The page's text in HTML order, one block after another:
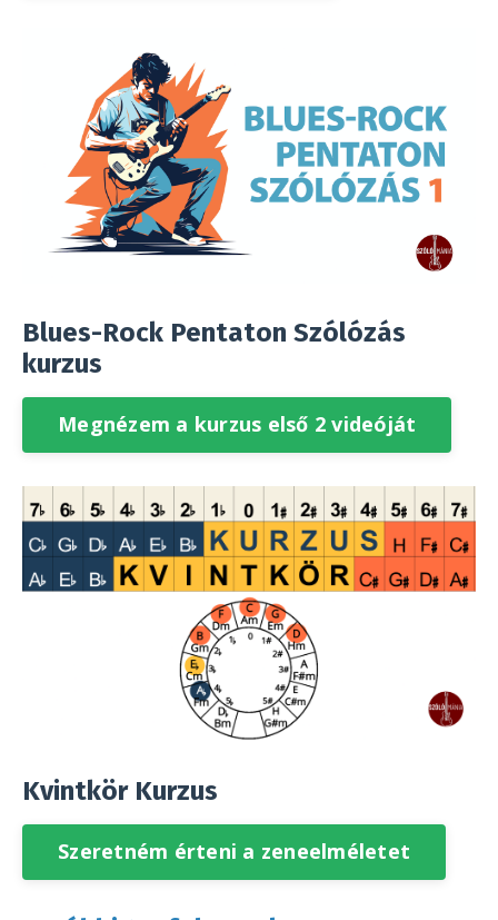
Blues-Rock Pentaton Szólózás
kurzus
Megnézem a kurzus első 2 videóját
Kvintkör Kurzus
Szeretném érteni a zeneelméletet